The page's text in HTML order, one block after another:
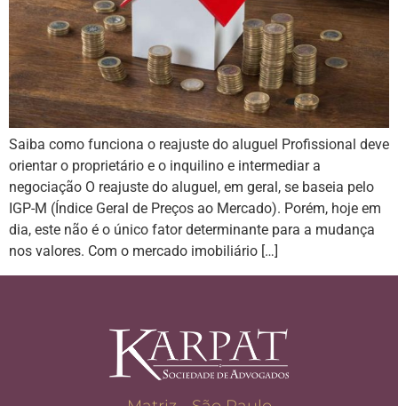
Saiba como funciona o reajuste do aluguel Profissional deve
orientar o proprietário e o inquilino e intermediar a
negociação O reajuste do aluguel, em geral, se baseia pelo
IGP-M (Índice Geral de Preços ao Mercado). Porém, hoje em
dia, este não é o único fator determinante para a mudança
nos valores. Com o mercado imobiliário […]